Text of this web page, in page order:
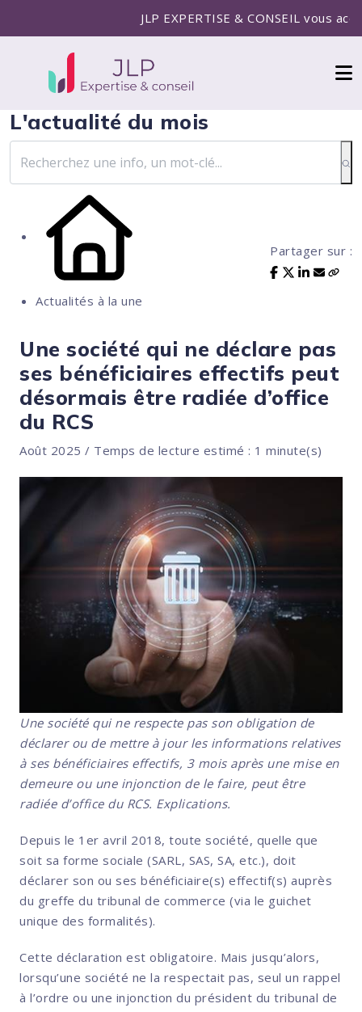
JLP EXPERTISE & CONSEIL vous
L'actualité du mois
Actualités à la une
Partager sur :
Une société qui ne déclare pas
ses bénéficiaires effectifs peut
désormais être radiée d’office
du RCS
Août 2025 / Temps de lecture estimé : 1 minute(s)
Une société qui ne respecte pas son obligation de
déclarer ou de mettre à jour les informations relatives
à ses bénéficiaires effectifs, 3 mois après une mise en
demeure ou une injonction de le faire, peut être
radiée d’office du RCS. Explications.
Depuis le 1er avril 2018, toute société, quelle que
soit sa forme sociale (SARL, SAS, SA, etc.), doit
déclarer son ou ses bénéficiaire(s) effectif(s) auprès
du greffe du tribunal de commerce (via le guichet
unique des formalités).
Cette déclaration est obligatoire. Mais jusqu’alors,
lorsqu’une société ne la respectait pas, seul un rappel
à l’ordre ou une injonction du président du tribunal de